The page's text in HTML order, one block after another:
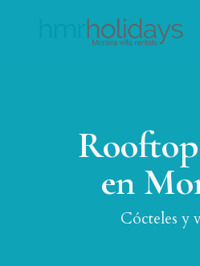
en
Cócteles y